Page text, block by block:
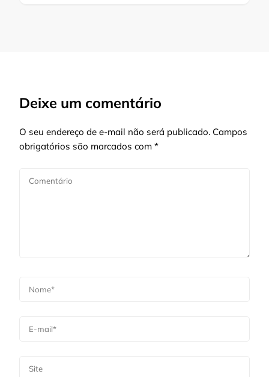
Deixe um comentário
O seu endereço de e-mail não será publicado. Campos
obrigatórios são marcados com *